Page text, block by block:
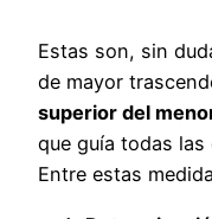
Estas son, sin
de mayor
superior del
que guía todas
Entre estas